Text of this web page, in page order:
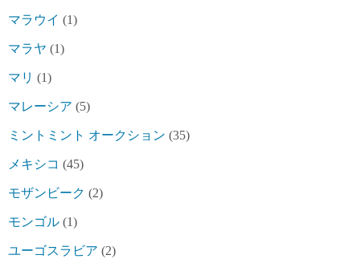
マラウイ (1)
マラヤ (1)
マリ (1)
マレーシア (5)
ミントミント オークション (35)
メキシコ (45)
モザンビーク (2)
モンゴル (1)
ユーゴスラビア (2)